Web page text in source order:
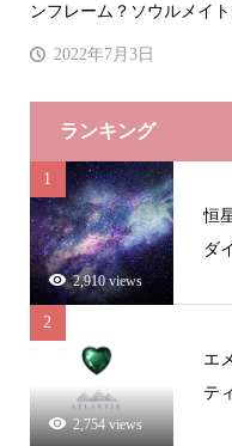
ンフレーム？ソウルメイト
2022年7月3日
ランキング
1
2,910 views
恒
ダ
2
2,754 views
エ
テ